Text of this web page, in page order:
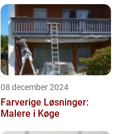
08 december 2024
Farverige Løsninger:
Malere i Køge